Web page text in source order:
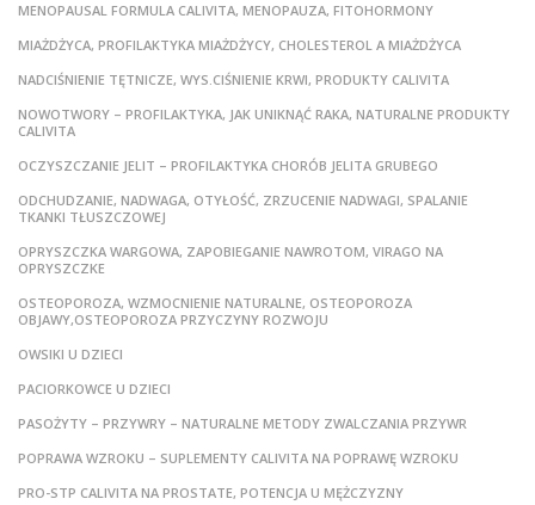
MENOPAUSAL FORMULA CALIVITA, MENOPAUZA, FITOHORMONY
MIAŻDŻYCA, PROFILAKTYKA MIAŻDŻYCY, CHOLESTEROL A MIAŻDŻYCA
NADCIŚNIENIE TĘTNICZE, WYS.CIŚNIENIE KRWI, PRODUKTY CALIVITA
NOWOTWORY – PROFILAKTYKA, JAK UNIKNĄĆ RAKA, NATURALNE PRODUKTY
CALIVITA
OCZYSZCZANIE JELIT – PROFILAKTYKA CHORÓB JELITA GRUBEGO
ODCHUDZANIE, NADWAGA, OTYŁOŚĆ, ZRZUCENIE NADWAGI, SPALANIE
TKANKI TŁUSZCZOWEJ
OPRYSZCZKA WARGOWA, ZAPOBIEGANIE NAWROTOM, VIRAGO NA
OPRYSZCZKE
OSTEOPOROZA, WZMOCNIENIE NATURALNE, OSTEOPOROZA
OBJAWY,OSTEOPOROZA PRZYCZYNY ROZWOJU
OWSIKI U DZIECI
PACIORKOWCE U DZIECI
PASOŻYTY – PRZYWRY – NATURALNE METODY ZWALCZANIA PRZYWR
POPRAWA WZROKU – SUPLEMENTY CALIVITA NA POPRAWĘ WZROKU
PRO-STP CALIVITA NA PROSTATE, POTENCJA U MĘŻCZYZNY